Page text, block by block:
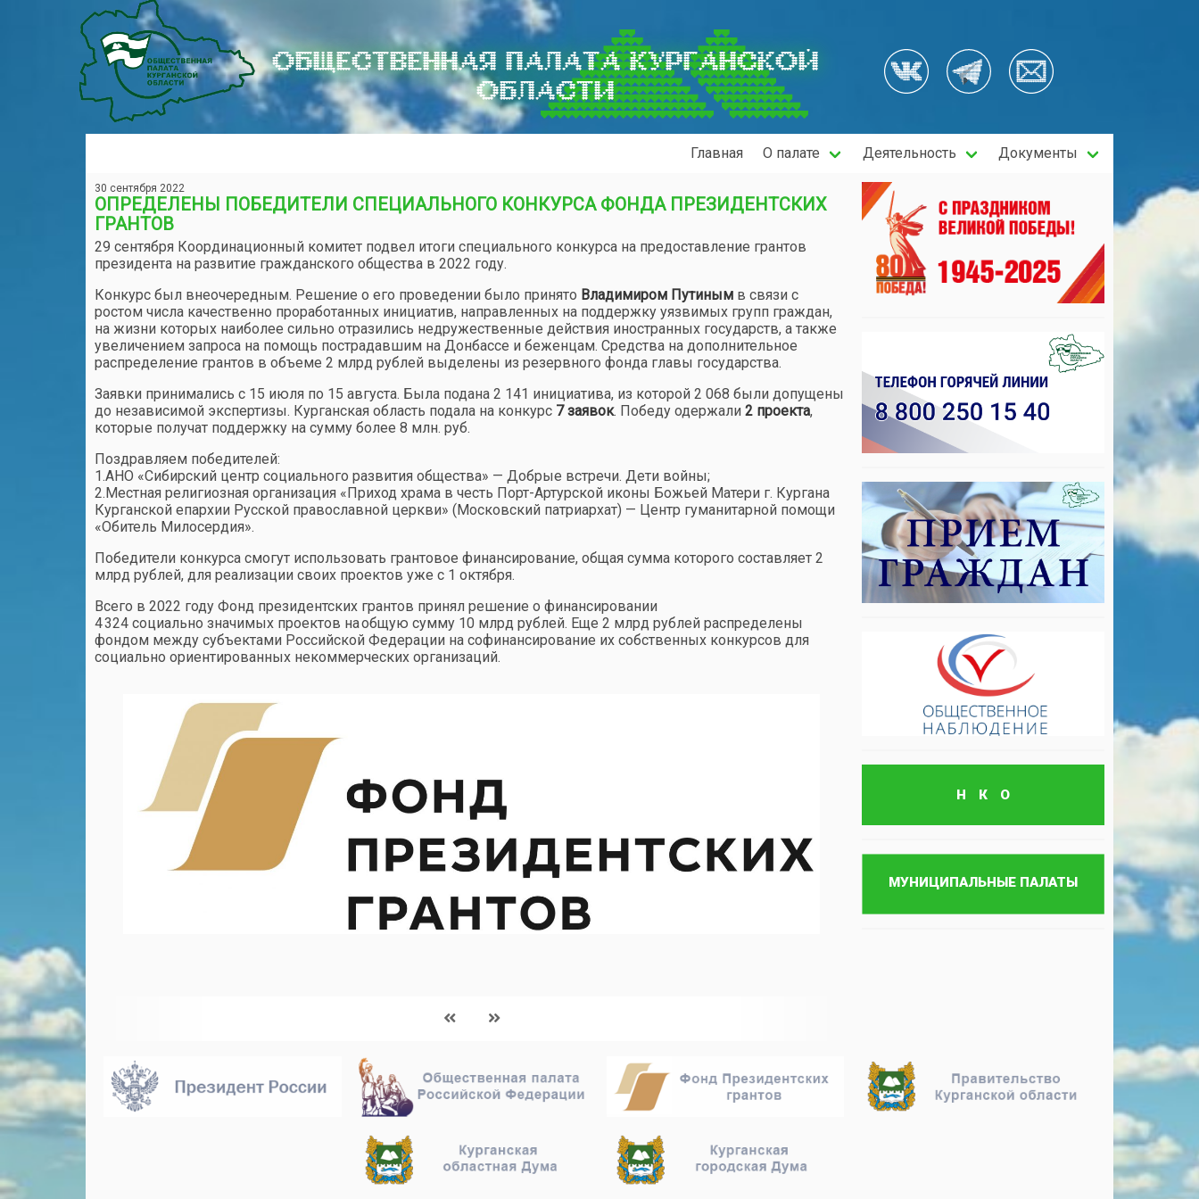
ОБЩЕСТВЕННАЯ ПАЛАТА КУРГАНСКОЙ
ОБЛАСТИ
Главная О палате Деятельность Документы
30 сентября 2022
ОПРЕДЕЛЕНЫ ПОБЕДИТЕЛИ СПЕЦИАЛЬНОГО КОНКУРСА ФОНДА ПРЕЗИДЕНТСКИХ
ГРАНТОВ
29 сентября Координационный комитет подвел итоги специального конкурса на предоставление грантов
президента на развитие гражданского общества в 2022 году.
Конкурс был внеочередным. Решение о его проведении было принято Владимиром Путиным в связи с
ростом числа качественно проработанных инициатив, направленных на поддержку уязвимых групп граждан,
на жизни которых наиболее сильно отразились недружественные действия иностранных государств, а также
увеличением запроса на помощь пострадавшим на Донбассе и беженцам. Средства на дополнительное
распределение грантов в объеме 2 млрд рублей выделены из резервного фонда главы государства.
Заявки принимались с 15 июля по 15 августа. Была подана 2 141 инициатива, из которой 2 068 были допущены
до независимой экспертизы. Курганская область подала на конкурс 7 заявок. Победу одержали 2 проекта,
которые получат поддержку на сумму более 8 млн. руб.
Поздравляем победителей:
1.АНО «Сибирский центр социального развития общества» — Добрые встречи. Дети войны;
2.Местная религиозная организация «Приход храма в честь Порт-Артурской иконы Божьей Матери г. Кургана
Курганской епархии Русской православной церкви» (Московский патриархат) — Центр гуманитарной помощи
«Обитель Милосердия».
Победители конкурса смогут использовать грантовое финансирование, общая сумма которого составляет 2
млрд рублей, для реализации своих проектов уже с 1 октября.
Всего в 2022 году Фонд президентских грантов принял решение о финансировании
4 324 социально значимых проектов на общую сумму 10 млрд рублей. Еще 2 млрд рублей распределены
фондом между субъектами Российской Федерации на софинансирование их собственных конкурсов для
социально ориентированных некоммерческих организаций.